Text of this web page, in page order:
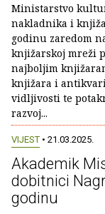
Ministarstvo
nakladnika i
godinu zaredom
knjižarskoj mreži
najboljim
knjižara i
vidljivosti te
razvoj...
VIJEST • 21.03.2025.
Akademik
dobitnici
godinu